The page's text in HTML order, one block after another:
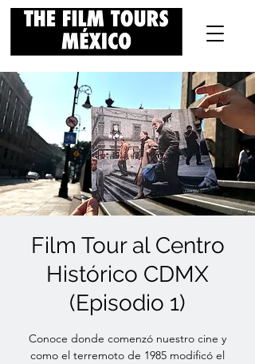
Film Tour al Centro
Histórico CDMX
(Episodio 1)
Conoce donde comenzó nuestro cine y
como el terremoto de 1985 modificó el